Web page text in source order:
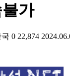
가
국 0 22,874